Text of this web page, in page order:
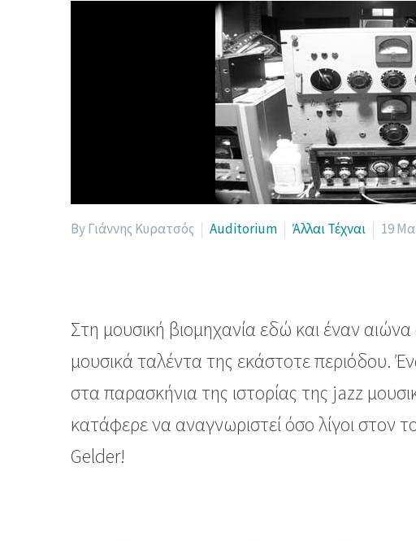
By Γιάννης Κυρατσός Auditorium Άλλαι Τέχναι 19
Στη μουσική βιομηχανία εδώ και έναν
μουσικά ταλέντα της εκάστοτε περιόδου.
στα παρασκήνια της ιστορίας της jazz
κατάφερε να αναγνωριστεί όσο λίγοι στον
Gelder!